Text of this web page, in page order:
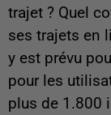
trajet ? Quel
ses trajets en
y est prévu
pour les
plus de 1.800